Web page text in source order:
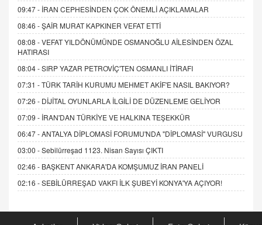
09:47 - İRAN CEPHESİNDEN ÇOK ÖNEMLİ AÇIKLAMALAR
08:46 -ŞAİR MURAT KAPKINER VEFAT ETTİ
08:08 -VEFAT YILDÖNÜMÜNDE OSMANOĞLU AİLESİNDEN ÖZAL
HATIRASI
08:04 -SIRP YAZAR PETROVİÇ'TEN OSMANLI İTİRAFI
07:31 -TÜRK TARİH KURUMU MEHMET AKİF'E NASIL BAKIYOR?
07:26 - DİJİTAL OYUNLARLA İLGİLİ DE DÜZENLEME GELİYOR
07:09 - İRAN'DAN TÜRKİYE VE HALKINA TEŞEKKÜR
06:47 -ANTALYA DİPLOMASİ FORUMU'NDA "DİPLOMASİ" VURGUSU
03:00 -Sebilürreşad 1123. Nisan Sayısı ÇIKTI
02:46 - BAŞKENT ANKARA'DA KOMŞUMUZ İRAN PANELİ
02:16 -SEBİLÜRREŞAD VAKFI İLK ŞUBEYİ KONYA'YA AÇIYOR!